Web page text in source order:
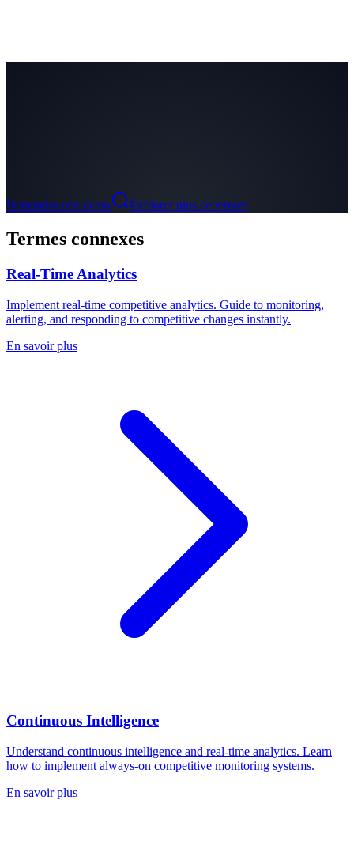
Demander une demo Explorer plus de termes
Termes connexes
Real-Time Analytics
Implement real-time competitive analytics. Guide to monitoring,
alerting, and responding to competitive changes instantly.
En savoir plus
Continuous Intelligence
Understand continuous intelligence and real-time analytics. Learn
how to implement always-on competitive monitoring systems.
En savoir plus